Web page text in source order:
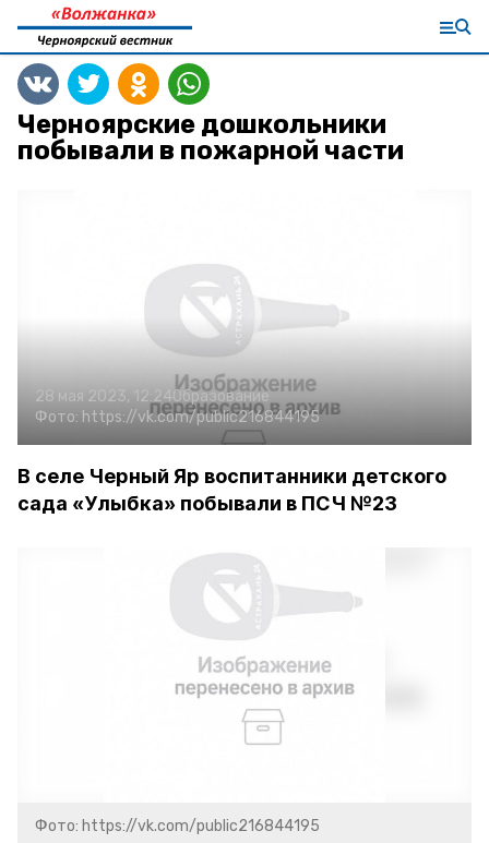
Черноярские дошкольники
побывали в пожарной части
28 мая 2023, 12:24Образование
Фото: https://vk.com/public216844195
В селе Черный Яр воспитанники детского
сада «Улыбка» побывали в ПСЧ №23
Фото: https://vk.com/public216844195